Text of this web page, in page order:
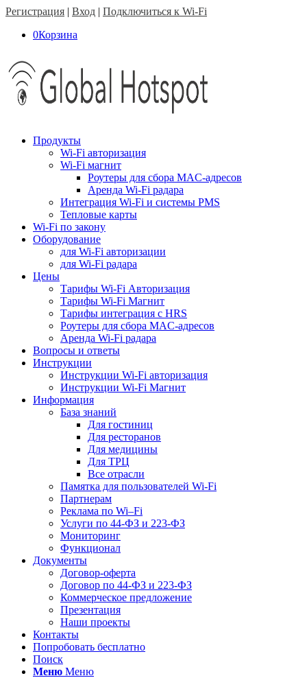
Регистрация | Вход | Подключиться к Wi-Fi
0Корзина
Продукты
Wi-Fi авторизация
Wi-Fi магнит
Роутеры для сбора MAC-адресов
Аренда Wi-Fi радара
Интеграция Wi-Fi и системы PMS
Тепловые карты
Wi-Fi по закону
Оборудование
для Wi-Fi авторизации
для Wi-Fi радара
Цены
Тарифы Wi-Fi Авторизация
Тарифы Wi-Fi Магнит
Тарифы интеграция с HRS
Роутеры для сбора MAC-адресов
Аренда Wi-Fi радара
Вопросы и ответы
Инструкции
Инструкции Wi-Fi авторизация
Инструкции Wi-Fi Магнит
Информация
База знаний
Для гостиниц
Для ресторанов
Для медицины
Для ТРЦ
Все отрасли
Памятка для пользователей Wi-Fi
Партнерам
Реклама по Wi–Fi
Услуги по 44-ФЗ и 223-ФЗ
Мониторинг
Функционал
Документы
Договор-оферта
Договор по 44-ФЗ и 223-ФЗ
Коммерческое предложение
Презентация
Наши проекты
Контакты
Попробовать бесплатно
Поиск
Меню Меню